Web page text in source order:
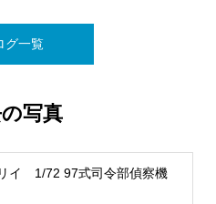
グ一覧
写真
イ 1/72 97式司令部偵察機